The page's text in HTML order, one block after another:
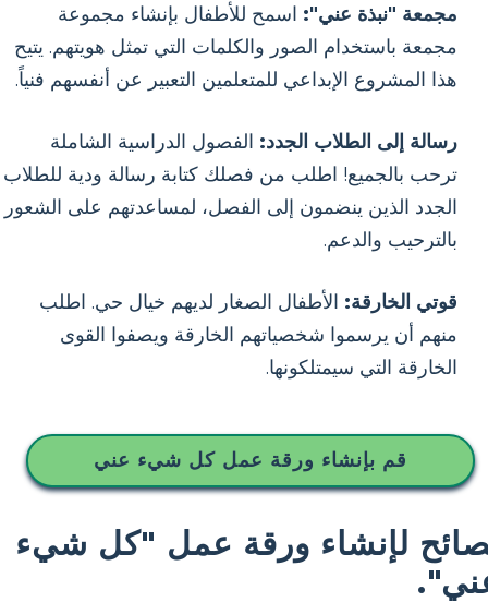
مجمعة "نبذة عني": اسمح للأطفال بإنشاء مجموعة
مجمعة باستخدام الصور والكلمات التي تمثل هويتهم. يتيح
هذا المشروع الإبداعي للمتعلمين التعبير عن أنفسهم فنياً.
رسالة إلى الطلاب الجدد: الفصول الدراسية الشاملة
ترحب بالجميع! اطلب من فصلك كتابة رسالة ودية للطلاب
الجدد الذين ينضمون إلى الفصل، لمساعدتهم على الشعور
بالترحيب والدعم.
قوتي الخارقة: الأطفال الصغار لديهم خيال حي. اطلب
منهم أن يرسموا شخصياتهم الخارقة ويصفوا القوى
الخارقة التي سيمتلكونها.
قم بإنشاء ورقة عمل كل شيء عني
لإنشاء ورقة عمل "كل شيء